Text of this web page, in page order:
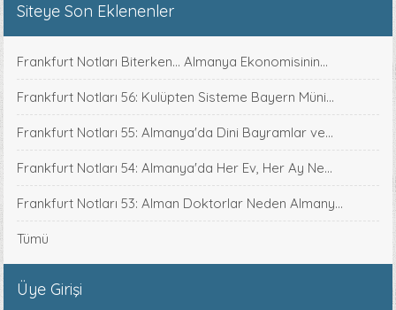
Siteye Son Eklenenler
Frankfurt Notları Biterken... Almanya Ekonomisinin...
Frankfurt Notları 56: Kulüpten Sisteme Bayern Müni...
Frankfurt Notları 55: Almanya'da Dini Bayramlar ve...
Frankfurt Notları 54: Almanya'da Her Ev, Her Ay Ne...
Frankfurt Notları 53: Alman Doktorlar Neden Almany...
Tümü
Üye Girişi